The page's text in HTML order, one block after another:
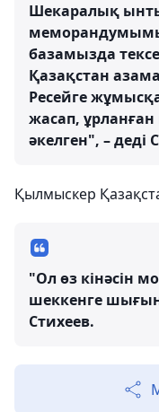
Шекаралық
базамызда
Қазақстан
Ресейге
жасап, ұрланған
әкелген", – деді
Қылмыскер
"Ол өз кінәсін
шеккенге
Стихеев.